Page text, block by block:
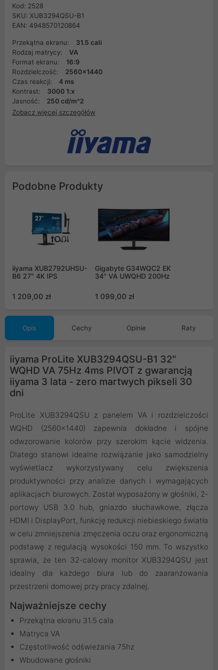
Kod: 2528
SKU: XUB3294QSU-B1
EAN: 4948570120864
Przekątna ekranu:
31.5 cali
Rodzaj matrycy:
VA
Format ekranu:
16:9
Rozdzielczość:
2560x1440
Czas reakcji:
4 ms
Kontrast:
3000 1:x
Jasność:
250 cd/m^2
Zobacz więcej szczegółów
Podobne Produkty
iiyama XUB2792UHSU-
B6 27" 4K IPS
1 209,00 zł
Gigabyte G34WQC2 EK
34" VA UWQHD 200Hz
1 099,00 zł
Opis Cechy Opinie Raty
iiyama ProLite XUB3294QSU-B1 32"
WQHD VA 75Hz 4ms PIVOT z gwarancją
iiyama 3 lata - zero martwych pikseli 30
dni
ProLite XUB3294QSU z panelem VA i rozdzielczości
WQHD (2560x1440) zapewnia dokładne i spójne
odwzorowanie kolorów przy szerokim kącie widzenia.
Dlatego stanowi idealne rozwiązanie jako samodzielny
wyświetlacz wykorzystywany celu zwiększenia
produktywności przy analizie danych i wymagających
aplikacjach biurowych. Został wyposażony w głośniki, 2-
portowy USB 3.0 hub, gniazdo słuchawkowe, złącza
HDMI i DisplayPort, funkcję redukcji niebieskiego światła
w celu zmniejszenia zmęczenia oczu oraz ergonomiczną
podstawę z regulacją wysokości 150 mm. To wszystko
sprawia, że ten 32-calowy monitor XUB3294QSU jest
idealny dla każdego biura lub do zaaranżowania
przestrzeni domowej przy pracy zdalnej.
Najważniejsze cechy
Przekątna ekranu 31.5 cala
Matryca VA
Częstotliwość odświeżania 75hz
Wbudowane głośniki